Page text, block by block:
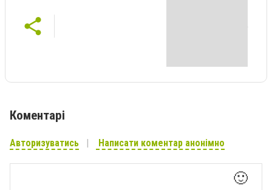
Коментарі
Авторизуватись Написати коментар анонімно
🙂